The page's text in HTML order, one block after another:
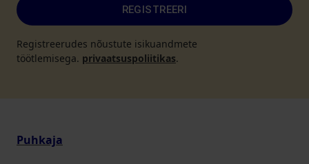
REGISTREERI
Registreerudes nõustute isikuandmete
töötlemisega. privaatsuspoliitikas.
Puhkaja